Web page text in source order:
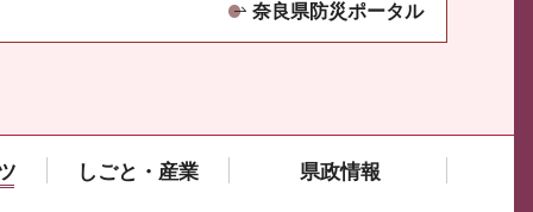
奈良県防災ポータル
しごと・産業 県政情報